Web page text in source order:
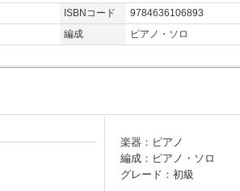
ISBNコード
9784636106893
編成
ピアノ・ソロ
楽器：ピアノ
編成：ピアノ・ソロ
グレード：初級